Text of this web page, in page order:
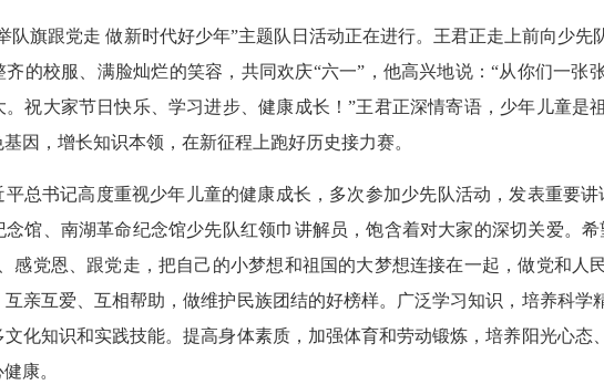
队旗跟党走 做新时代好少年”主题队日活动正在进行。王君正走上前向少
的校服、满脸灿烂的笑容，共同欢庆“六一”，他高兴地说：“从你们一张
祝大家节日快乐、学习进步、健康成长！”王君正深情寄语，少年儿童是
因，增长知识本领，在新征程上跑好历史接力赛。
平总书记高度重视少年儿童的健康成长，多次参加少先队活动，发表重要
馆、南湖革命纪念馆少先队红领巾讲解员，饱含着对大家的深切关爱。
感党恩、跟党走，把自己的小梦想和祖国的大梦想连接在一起，做党和人
亲互爱、互相帮助，做维护民族团结的好榜样。广泛学习知识，培养科学
化知识和实践技能。提高身体素质，加强体育和劳动锻炼，培养阳光心态
康。